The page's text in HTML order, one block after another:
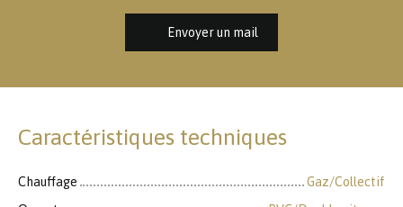
Envoyer un mail
Caractéristiques techniques
Chauffage
Gaz/Collectif